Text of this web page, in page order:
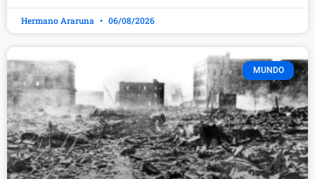
Hermano Araruna 06/08/2026
MUNDO